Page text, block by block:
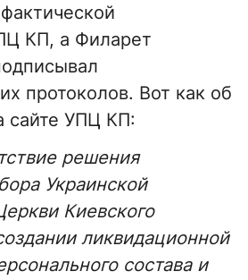
КП, а Филарет
протоколов. Вот как об
сайте УПЦ КП:
решения
Украинской
Киевского
ликвидационной
состава и